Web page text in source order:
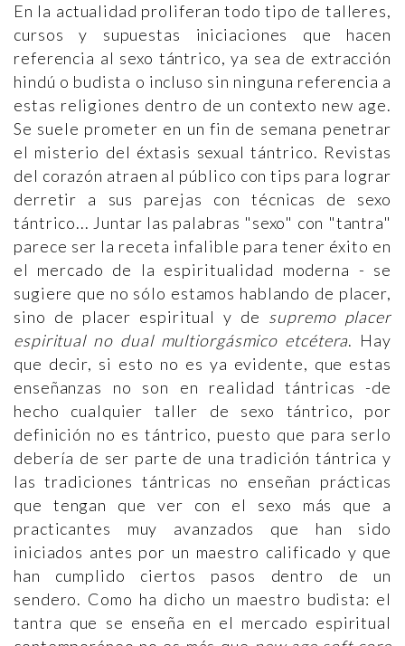
En la actualidad proliferan todo tipo de talleres,
cursos y supuestas iniciaciones que hacen
referencia al sexo tántrico, ya sea de extracción
hindú o budista o incluso sin ninguna referencia a
estas religiones dentro de un contexto new age.
Se suele prometer en un fin de semana penetrar
el misterio del éxtasis sexual tántrico. Revistas
del corazón atraen al público con tips para lograr
derretir a sus parejas con técnicas de sexo
tántrico... Juntar las palabras "sexo" con "tantra"
parece ser la receta infalible para tener éxito en
el mercado de la espiritualidad moderna - se
sugiere que no sólo estamos hablando de placer,
sino de placer espiritual y de supremo placer
espiritual no dual multiorgásmico etcétera. Hay
que decir, si esto no es ya evidente, que estas
enseñanzas no son en realidad tántricas -de
hecho cualquier taller de sexo tántrico, por
definición no es tántrico, puesto que para serlo
debería de ser parte de una tradición tántrica y
las tradiciones tántricas no enseñan prácticas
que tengan que ver con el sexo más que a
practicantes muy avanzados que han sido
iniciados antes por un maestro calificado y que
han cumplido ciertos pasos dentro de un
sendero. Como ha dicho un maestro budista: el
tantra que se enseña en el mercado espiritual